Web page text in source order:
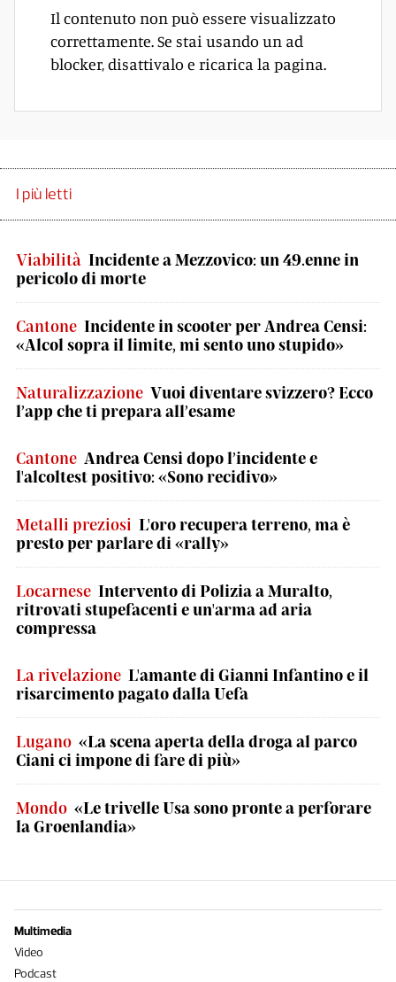
Il contenuto non può essere visualizzato
correttamente. Se stai usando un ad
blocker, disattivalo e ricarica la pagina.
I più letti
Viabilità Incidente a Mezzovico: un 49.enne in
pericolo di morte
Cantone Incidente in scooter per Andrea Censi:
«Alcol sopra il limite, mi sento uno stupido»
Naturalizzazione Vuoi diventare svizzero? Ecco
l’app che ti prepara all’esame
Cantone Andrea Censi dopo l’incidente e
l'alcoltest positivo: «Sono recidivo»
Metalli preziosi L'oro recupera terreno, ma è
presto per parlare di «rally»
Locarnese Intervento di Polizia a Muralto,
ritrovati stupefacenti e un'arma ad aria
compressa
La rivelazione L'amante di Gianni Infantino e il
risarcimento pagato dalla Uefa
Lugano «La scena aperta della droga al parco
Ciani ci impone di fare di più»
Mondo «Le trivelle Usa sono pronte a perforare
la Groenlandia»
Multimedia
Video
Podcast